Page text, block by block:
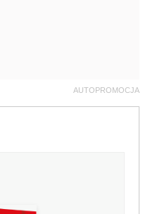
AUTOPROMOCJA